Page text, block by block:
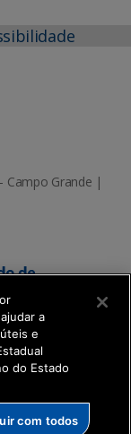
Campo Grande |
a
e
do Estado
com todos